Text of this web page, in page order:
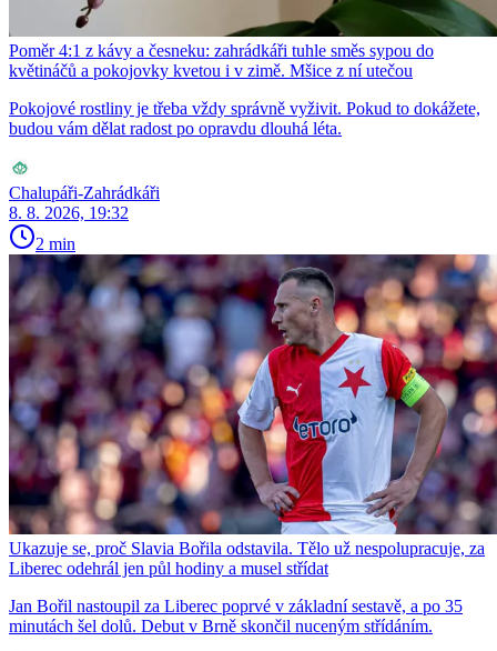
Poměr 4:1 z kávy a česneku: zahrádkáři tuhle směs sypou do
květináčů a pokojovky kvetou i v zimě. Mšice z ní utečou
Pokojové rostliny je třeba vždy správně vyživit. Pokud to dokážete,
budou vám dělat radost po opravdu dlouhá léta.
Chalupáři-Zahrádkáři
8. 8. 2026, 19:32
2 min
Ukazuje se, proč Slavia Bořila odstavila. Tělo už nespolupracuje, za
Liberec odehrál jen půl hodiny a musel střídat
Jan Bořil nastoupil za Liberec poprvé v základní sestavě, a po 35
minutách šel dolů. Debut v Brně skončil nuceným střídáním.